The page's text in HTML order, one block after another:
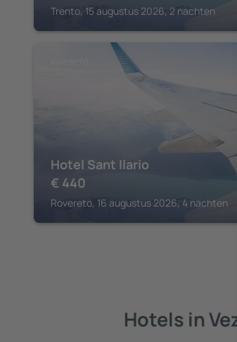
Trento, 15 augustus 2026, 2 nachten
Hotel Sant Ilario
€ 440
Rovereto, 16 augustus 2026, 4 nachten
Hotels in